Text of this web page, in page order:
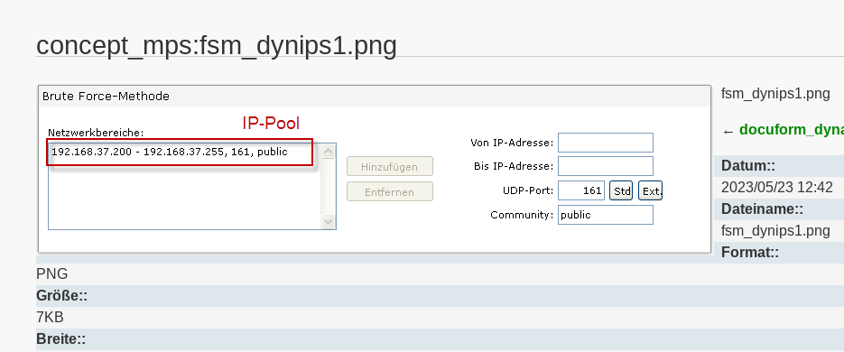
concept_mps:fsm_dynips1.png
fsm_dynips1.png
←
Datum::
2023/05/23 12:42
Dateiname::
fsm_dynips1.png
Format::
PNG
Größe::
7KB
Breite::